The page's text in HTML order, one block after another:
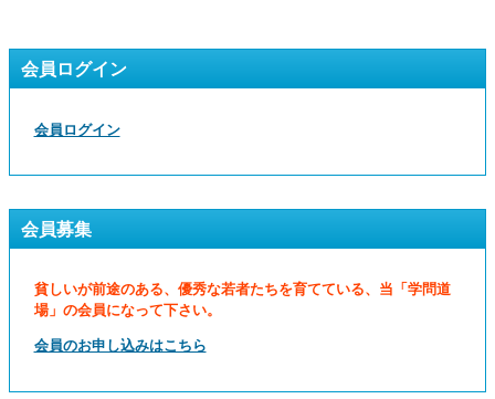
会員ログイン
会員ログイン
会員募集
貧しいが前途のある、優秀な若者たちを育てている、当「学問道
場」の会員になって下さい。
会員のお申し込みはこちら